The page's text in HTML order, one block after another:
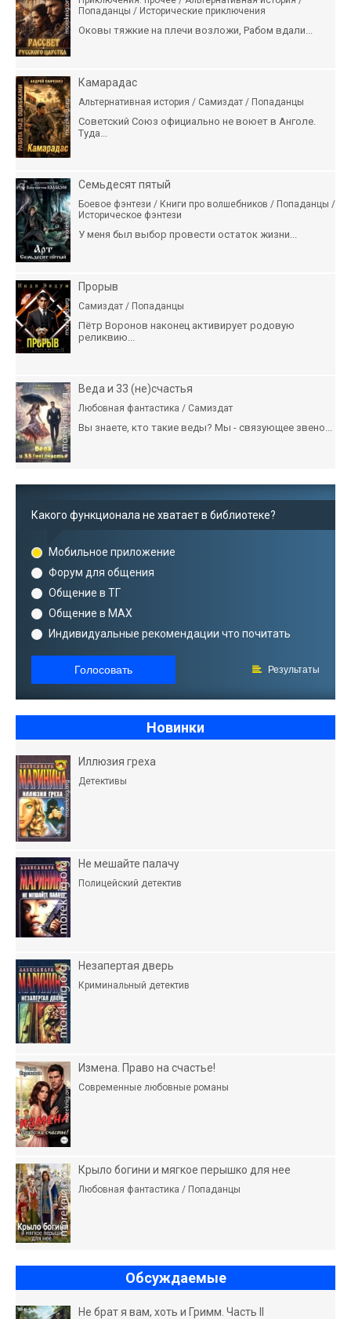
Попаданцы / Исторические приключения
Оковы тяжкие на плечи возложи, Рабом вдали...
Камарадас
Альтернативная история / Самиздат / Попаданцы
Советский Союз официально не воюет в Анголе.
Туда...
Семьдесят пятый
Боевое фэнтези / Книги про волшебников / Попаданцы /
Историческое фэнтези
У меня был выбор провести остаток жизни...
Прорыв
Самиздат / Попаданцы
Пётр Воронов наконец активирует родовую
реликвию...
Веда и 33 (не)счастья
Любовная фантастика / Самиздат
Вы знаете, кто такие веды? Мы - связующее звено...
Какого функционала не хватает в библиотеке?
Мобильное приложение
Форум для общения
Общение в ТГ
Общение в MAX
Индивидуальные рекомендации что почитать
Голосовать Результаты
Новинки
Иллюзия греха
Детективы
Не мешайте палачу
Полицейский детектив
Незапертая дверь
Криминальный детектив
Измена. Право на счастье!
Современные любовные романы
Крыло богини и мягкое перышко для нее
Любовная фантастика / Попаданцы
Обсуждаемые
Не брат я вам, хоть и Гримм. Часть II